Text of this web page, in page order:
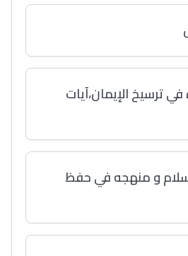
ترسيخ الإيمان،آيات
و منهجه في حفظ